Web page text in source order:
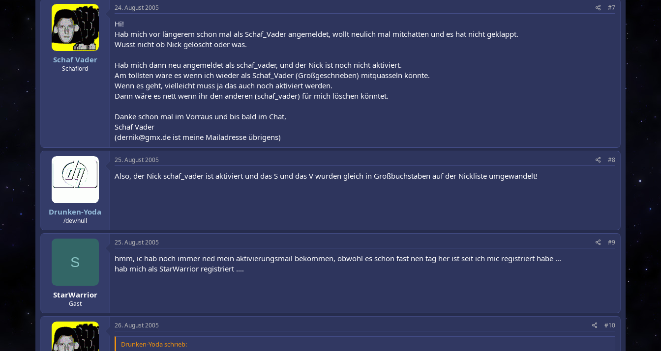
Schaf Vader
Schaflord
24. August 2005 #7
Hi!
Hab mich vor längerem schon mal als Schaf_Vader angemeldet, wollt neulich mal mitchatten und es hat nicht geklappt.
Wusst nicht ob Nick gelöscht oder was.
Hab mich dann neu angemeldet als schaf_vader, und der Nick ist noch nicht aktiviert.
Am tollsten wäre es wenn ich wieder als Schaf_Vader (Großgeschrieben) mitquasseln könnte.
Wenn es geht, vielleicht muss ja das auch noch aktiviert werden.
Dann wäre es nett wenn ihr den anderen (schaf_vader) für mich löschen könntet.
Danke schon mal im Vorraus und bis bald im Chat,
Schaf Vader
(dernik@gmx.de ist meine Mailadresse übrigens)
Drunken-Yoda
/dev/null
25. August 2005 #8
Also, der Nick schaf_vader ist aktiviert und das S und das V wurden gleich in Großbuchstaben auf der Nickliste umgewandelt!
S
StarWarrior
Gast
25. August 2005 #9
hmm, ic hab noch immer ned mein aktivierungsmail bekommen, obwohl es schon fast nen tag her ist seit ich mic registriert habe ...
hab mich als StarWarrior registriert ....
26. August 2005 #10
Drunken-Yoda schrieb: